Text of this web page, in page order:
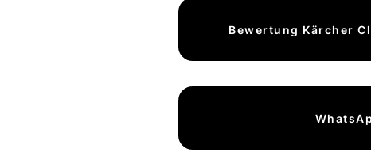
Bewertung Kärcher